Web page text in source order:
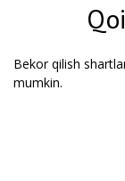
Bekor qilish
mumkin.